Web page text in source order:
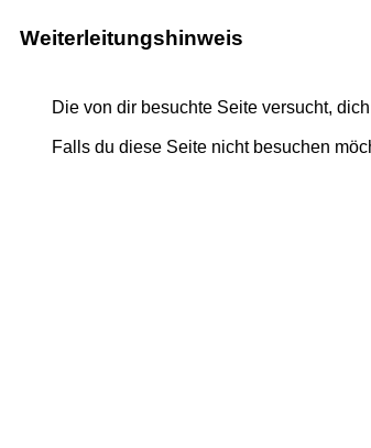
Weiterleitungshinweis
Die von dir besuchte Seite versucht,
Falls du diese Seite nicht besuchen